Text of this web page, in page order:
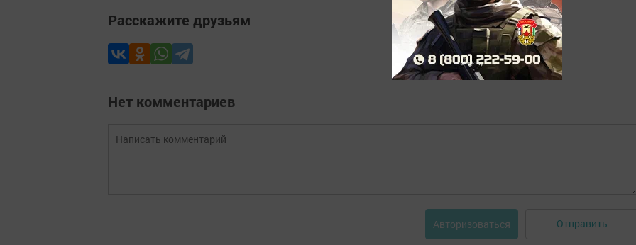
Расскажите друзьям
Нет комментариев
Авторизоваться Отправить